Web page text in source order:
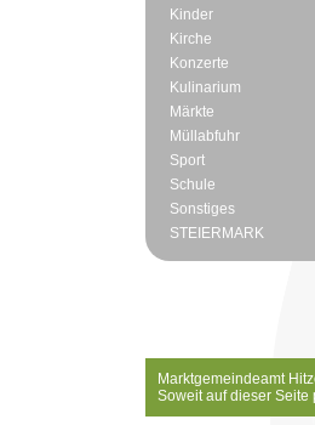
Kinder
Kirche
Konzerte
Kulinarium
Märkte
Müllabfuhr
Sport
Schule
Sonstiges
STEIERMARK
Marktgemeindeamt
Soweit auf dieser